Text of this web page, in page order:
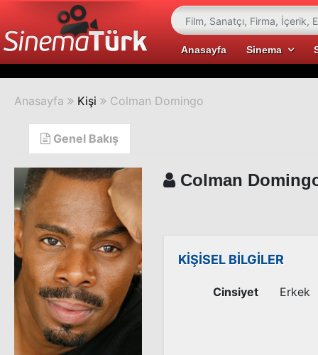
Anasayfa Sinema
Anasayfa Kişi Colman Domingo
Genel Bakış
Colman
KİŞİSEL BİLGİLER
Cinsiyet Erkek